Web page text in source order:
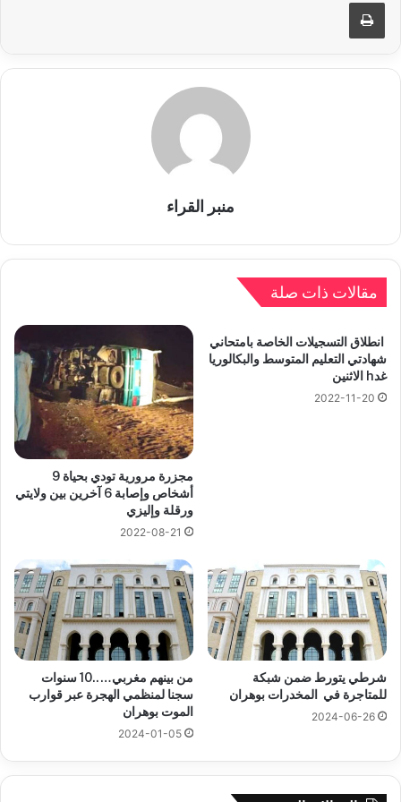
منبر القراء
مقالات ذات صلة
انطلاق التسجيلات الخاصة بامتحاني
شهادتي التعليم المتوسط والبكالوريا
غدh الاثنين
2022-11-20
مجزرة مرورية تودي بحياة 9
أشخاص وإصابة 6 آخرين بين ولايتي
ورقلة وإليزي
2022-08-21
شرطي يتورط ضمن شبكة
للمتاجرة في المخدرات بوهران
2024-06-26
من بينهم مغربي…..10 سنوات
سجنا لمنظمي الهجرة عبر قوارب
الموت بوهران
2024-01-05